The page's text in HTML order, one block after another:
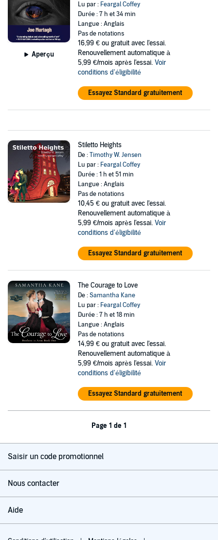
Aperçu
Lu par : Feargal Coffey
Durée : 7 h et 34 min
Langue : Anglais
Pas de notations
16,99 € ou gratuit avec l'essai.
Renouvellement automatique à
5,99 €/mois après l'essai. Voir
conditions d'éligibilité
Essayez Standard gratuitement
Stiletto Heights
De :Timothy W. Jensen
Lu par : Feargal Coffey
Durée : 1 h et 51 min
Langue : Anglais
Pas de notations
10,45 € ou gratuit avec l'essai.
Renouvellement automatique à
5,99 €/mois après l'essai. Voir
conditions d'éligibilité
Essayez Standard gratuitement
The Courage to Love
De :Samantha Kane
Lu par : Feargal Coffey
Durée : 7 h et 18 min
Langue : Anglais
Pas de notations
14,99 € ou gratuit avec l'essai.
Renouvellement automatique à
5,99 €/mois après l'essai. Voir
conditions d'éligibilité
Essayez Standard gratuitement
Page 1 de 1
Saisir un code promotionnel
Nous contacter
Aide